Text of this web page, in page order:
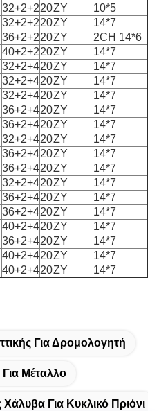
32+2+220ZY
10*5
32+2+220ZY
14*7
36+2+220ZY
2CH 14*6
40+2+220ZY
14*7
32+2+420ZY
14*7
32+2+420ZY
14*7
32+2+420ZY
14*7
36+2+420ZY
14*7
36+2+420ZY
14*7
32+2+420ZY
14*7
36+2+420ZY
14*7
36+2+420ZY
14*7
32+2+420ZY
14*7
36+2+420ZY
14*7
36+2+420ZY
14*7
40+2+420ZY
14*7
36+2+420ZY
14*7
40+2+420ZY
14*7
40+2+420ZY 14*7
Για Δρομολογητή
Μέταλλο
Για Κυκλικό Πριόνι